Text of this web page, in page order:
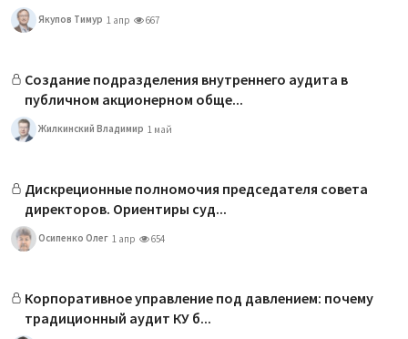
Якупов Тимур 1 апр 667
Создание подразделения внутреннего аудита в
публичном акционерном обще...
Жилкинский Владимир 1 май
Дискреционные полномочия председателя совета
директоров. Ориентиры суд...
Осипенко Олег 1 апр 654
Корпоративное управление под давлением: почему
традиционный аудит КУ б...